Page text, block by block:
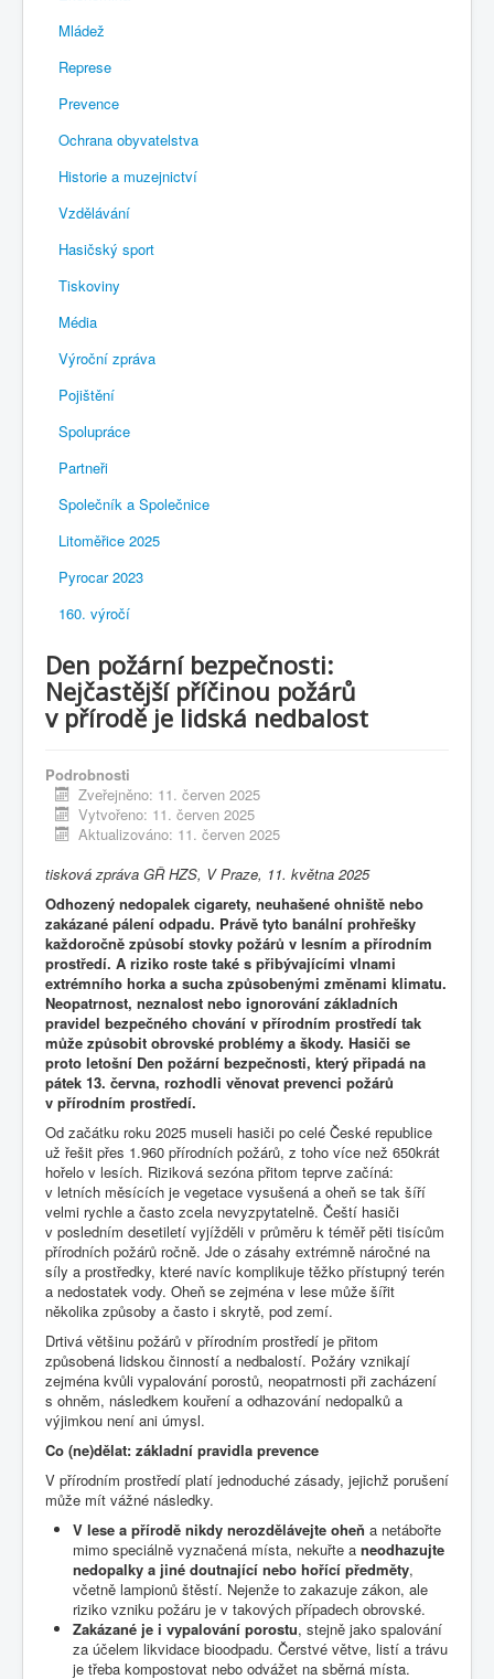
Mládež
Represe
Prevence
Ochrana obyvatelstva
Historie a muzejnictví
Vzdělávání
Hasičský sport
Tiskoviny
Média
Výroční zpráva
Pojištění
Spolupráce
Partneři
Společník a Společnice
Litoměřice 2025
Pyrocar 2023
160. výročí
Den požární bezpečnosti:
Nejčastější příčinou požárů
v přírodě je lidská nedbalost
Podrobnosti
Zveřejněno: 11. červen 2025
Vytvořeno: 11. červen 2025
Aktualizováno: 11. červen 2025
tisková zpráva GŘ HZS, V Praze, 11. května 2025
Odhozený nedopalek cigarety, neuhašené ohniště nebo
zakázané pálení odpadu. Právě tyto banální prohřešky
každoročně způsobí stovky požárů v lesním a přírodním
prostředí. A riziko roste také s přibývajícími vlnami
extrémního horka a sucha způsobenými změnami klimatu.
Neopatrnost, neznalost nebo ignorování základních
pravidel bezpečného chování v přírodním prostředí tak
může způsobit obrovské problémy a škody. Hasiči se
proto letošní Den požární bezpečnosti, který připadá na
pátek 13. června, rozhodli věnovat prevenci požárů
v přírodním prostředí.
Od začátku roku 2025 museli hasiči po celé České republice
už řešit přes 1.960 přírodních požárů, z toho více než 650krát
hořelo v lesích. Riziková sezóna přitom teprve začíná:
v letních měsících je vegetace vysušená a oheň se tak šíří
velmi rychle a často zcela nevyzpytatelně. Čeští hasiči
v posledním desetiletí vyjížděli v průměru k téměř pěti tisícům
přírodních požárů ročně. Jde o zásahy extrémně náročné na
síly a prostředky, které navíc komplikuje těžko přístupný terén
a nedostatek vody. Oheň se zejména v lese může šířit
několika způsoby a často i skrytě, pod zemí.
Drtivá většinu požárů v přírodním prostředí je přitom
způsobená lidskou činností a nedbalostí. Požáry vznikají
zejména kvůli vypalování porostů, neopatrnosti při zacházení
s ohněm, následkem kouření a odhazování nedopalků a
výjimkou není ani úmysl.
Co (ne)dělat: základní pravidla prevence
V přírodním prostředí platí jednoduché zásady, jejichž porušení
může mít vážné následky.
V lese a přírodě nikdy nerozdělávejte oheň a netábořte
mimo speciálně vyznačená místa, nekuřte a neodhazujte
nedopalky a jiné doutnající nebo hořící předměty,
včetně lampionů štěstí. Nejenže to zakazuje zákon, ale
riziko vzniku požáru je v takových případech obrovské.
Zakázané je i vypalování porostu, stejně jako spalování
za účelem likvidace bioodpadu. Čerstvé větve, listí a trávu
je třeba kompostovat nebo odvážet na sběrná místa.